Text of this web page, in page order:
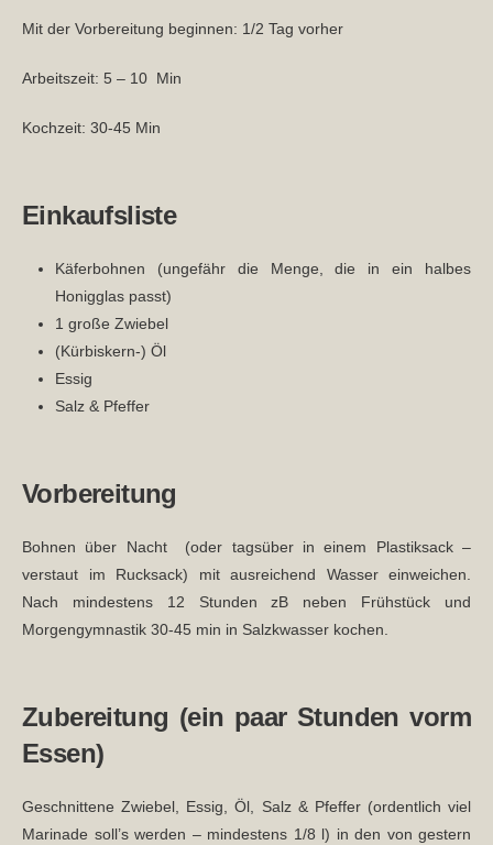
Mit der Vorbereitung beginnen: 1/2 Tag vorher
Arbeitszeit: 5 – 10 Min
Kochzeit: 30-45 Min
Einkaufsliste
Käferbohnen (ungefähr die Menge, die in ein halbes
Honigglas passt)
1 große Zwiebel
(Kürbiskern-) Öl
Essig
Salz & Pfeffer
Vorbereitung
Bohnen über Nacht (oder tagsüber in einem Plastiksack –
verstaut im Rucksack) mit ausreichend Wasser einweichen.
Nach mindestens 12 Stunden zB neben Frühstück und
Morgengymnastik 30-45 min in Salzkwasser kochen.
Zubereitung (ein paar Stunden vorm
Essen)
Geschnittene Zwiebel, Essig, Öl, Salz & Pfeffer (ordentlich viel
Marinade soll’s werden – mindestens 1/8 l) in den von gestern